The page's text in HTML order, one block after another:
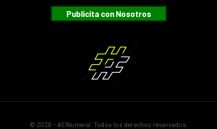
Publicita con Nosotros
© 2026 - #ElNumeral. Todos los derechos reservados.